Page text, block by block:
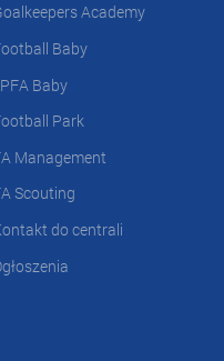
Academy
Baby
Baby
Park
Management
Scouting
do centrali